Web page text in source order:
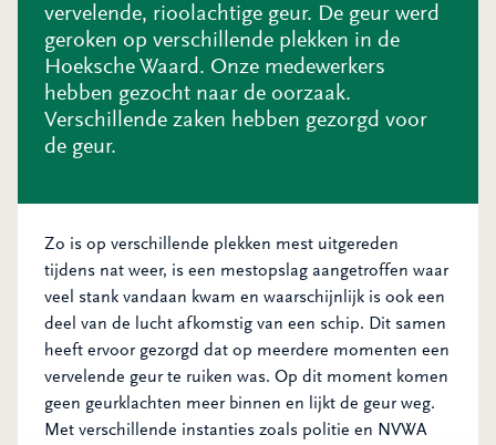
vervelende, rioolachtige geur. De geur werd
geroken op verschillende plekken in de
Hoeksche Waard. Onze medewerkers
hebben gezocht naar de oorzaak.
Verschillende zaken hebben gezorgd voor
de geur.
Zo is op verschillende plekken mest uitgereden
tijdens nat weer, is een mestopslag aangetroffen waar
veel stank vandaan kwam en waarschijnlijk is ook een
deel van de lucht afkomstig van een schip. Dit samen
heeft ervoor gezorgd dat op meerdere momenten een
vervelende geur te ruiken was. Op dit moment komen
geen geurklachten meer binnen en lijkt de geur weg.
Met verschillende instanties zoals politie en NVWA